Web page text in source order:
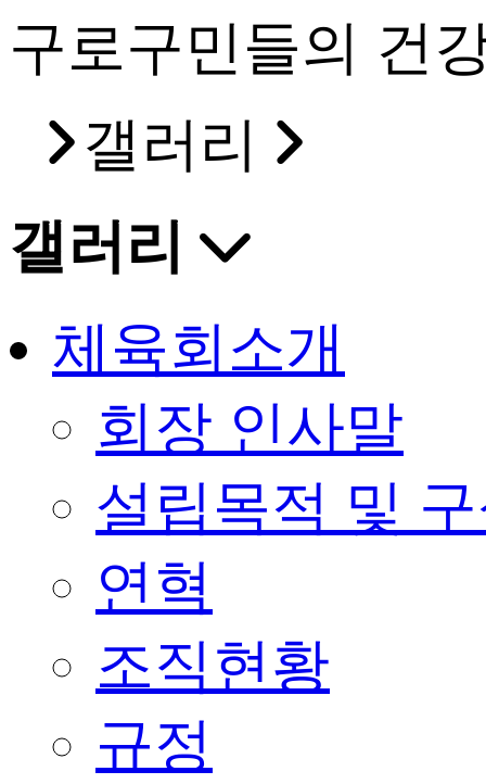
구로구민들의 건
갤러리
갤러리
체육회소개
회장 인사말
설립목적 및
연혁
조직현황
규정